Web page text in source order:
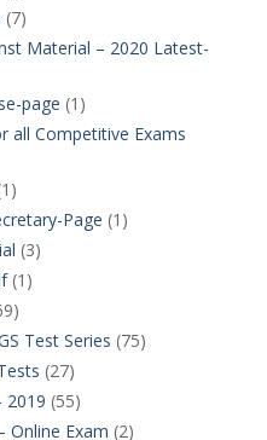
(7)
Material – 2020 Latest-
page (1)
all Competitive Exams
Page (1)
(3)
(1)
Test Series (75)
(27)
2019 (55)
Online Exam (2)